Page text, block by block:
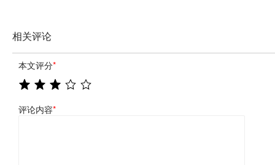
相关评论
本文评分*
评论内容*